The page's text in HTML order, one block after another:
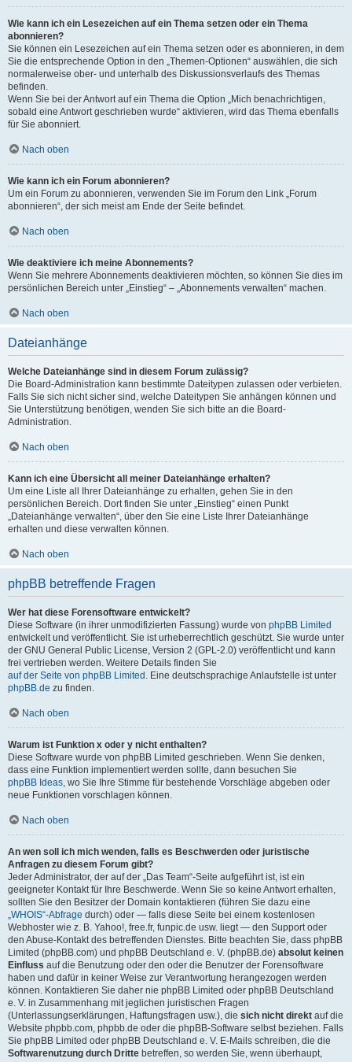
Wie kann ich ein Lesezeichen auf ein Thema setzen oder ein Thema
abonnieren?
Sie können ein Lesezeichen auf ein Thema setzen oder es abonnieren, in dem
Sie die entsprechende Option in den „Themen-Optionen“ auswählen, die sich
normalerweise ober- und unterhalb des Diskussionsverlaufs des Themas
befinden.
Wenn Sie bei der Antwort auf ein Thema die Option „Mich benachrichtigen,
sobald eine Antwort geschrieben wurde“ aktivieren, wird das Thema ebenfalls
für Sie abonniert.
Nach oben
Wie kann ich ein Forum abonnieren?
Um ein Forum zu abonnieren, verwenden Sie im Forum den Link „Forum
abonnieren“, der sich meist am Ende der Seite befindet.
Nach oben
Wie deaktiviere ich meine Abonnements?
Wenn Sie mehrere Abonnements deaktivieren möchten, so können Sie dies im
persönlichen Bereich unter „Einstieg“ – „Abonnements verwalten“ machen.
Nach oben
Dateianhänge
Welche Dateianhänge sind in diesem Forum zulässig?
Die Board-Administration kann bestimmte Dateitypen zulassen oder verbieten.
Falls Sie sich nicht sicher sind, welche Dateitypen Sie anhängen können und
Sie Unterstützung benötigen, wenden Sie sich bitte an die Board-
Administration.
Nach oben
Kann ich eine Übersicht all meiner Dateianhänge erhalten?
Um eine Liste all Ihrer Dateianhänge zu erhalten, gehen Sie in den
persönlichen Bereich. Dort finden Sie unter „Einstieg“ einen Punkt
„Dateianhänge verwalten“, über den Sie eine Liste Ihrer Dateianhänge
erhalten und diese verwalten können.
Nach oben
phpBB betreffende Fragen
Wer hat diese Forensoftware entwickelt?
Diese Software (in ihrer unmodifizierten Fassung) wurde von phpBB Limited
entwickelt und veröffentlicht. Sie ist urheberrechtlich geschützt. Sie wurde unter
der GNU General Public License, Version 2 (GPL-2.0) veröffentlicht und kann
frei vertrieben werden. Weitere Details finden Sie
auf der Seite von phpBB Limited . Eine deutschsprachige Anlaufstelle ist unter
phpBB.de zu finden.
Nach oben
Warum ist Funktion x oder y nicht enthalten?
Diese Software wurde von phpBB Limited geschrieben. Wenn Sie denken,
dass eine Funktion implementiert werden sollte, dann besuchen Sie
phpBB Ideas, wo Sie Ihre Stimme für bestehende Vorschläge abgeben oder
neue Funktionen vorschlagen können.
Nach oben
An wen soll ich mich wenden, falls es Beschwerden oder juristische
Anfragen zu diesem Forum gibt?
Jeder Administrator, der auf der „Das Team“-Seite aufgeführt ist, ist ein
geeigneter Kontakt für Ihre Beschwerde. Wenn Sie so keine Antwort erhalten,
sollten Sie den Besitzer der Domain kontaktieren (führen Sie dazu eine
„WHOIS“-Abfrage durch) oder — falls diese Seite bei einem kostenlosen
Webhoster wie z. B. Yahoo!, free.fr, funpic.de usw. liegt — den Support oder
den Abuse-Kontakt des betreffenden Dienstes. Bitte beachten Sie, dass phpBB
Limited (phpBB.com) und phpBB Deutschland e. V. (phpBB.de) absolut keinen
Einfluss auf die Benutzung oder den oder die Benutzer der Forensoftware
haben und dafür in keiner Weise zur Verantwortung herangezogen werden
können. Kontaktieren Sie daher nie phpBB Limited oder phpBB Deutschland
e. V. in Zusammenhang mit jeglichen juristischen Fragen
(Unterlassungserklärungen, Haftungsfragen usw.), die sich nicht direkt auf die
Website phpbb.com, phpbb.de oder die phpBB-Software selbst beziehen. Falls
Sie phpBB Limited oder phpBB Deutschland e. V. E-Mails schreiben, die die
Softwarenutzung durch Dritte betreffen, so werden Sie, wenn überhaupt,